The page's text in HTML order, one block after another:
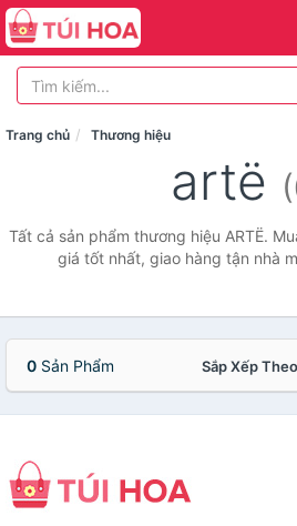
Trang chủ Thương hiệu
artë
Tất cả sản phẩm thương hiệu ARTË.
giá tốt nhất, giao hàng tận nhà
0 Sản Phẩm Sắp Xếp Theo